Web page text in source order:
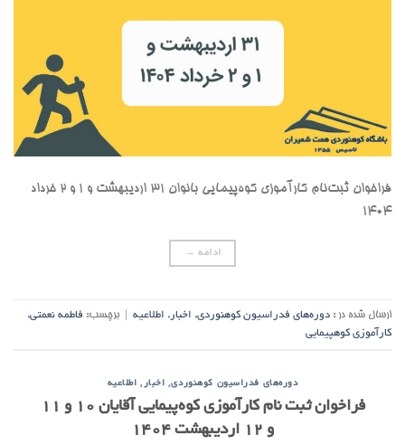
فراخوان ثبت‌نام کارآموزی کوه‌پیمایی بانوان ۳۱ اردیبهشت و ۱ و ۲ خرداد
۱۴۰۴
ادامه →
ارسال شده در : دوره‌های فدراسیون کوهنوردی, اخبار , اطلاعیه برچسب: فاطمه نعمتی,
کارآموزی کوهپیمایی
دوره‌های فدراسیون کوهنوردی, اخبار, اطلاعیه
فراخوان ثبت نام کارآموزی کوه‌پیمایی آقایان ۱۰ و ۱۱
و ۱۲ اردیبهشت ۱۴۰۴